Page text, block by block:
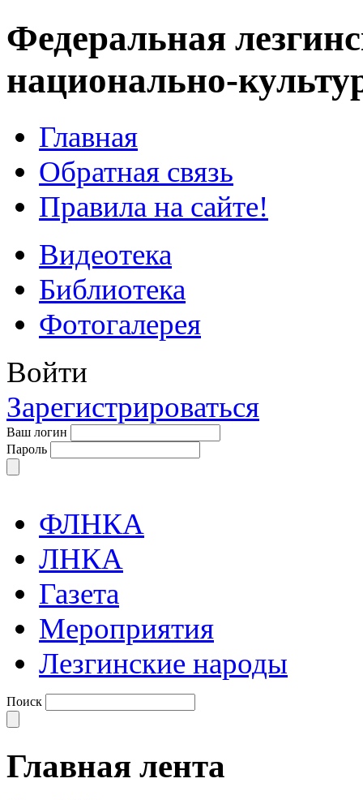
Федеральная
национально-
Главная
Обратная связь
Правила на сайте!
Видеотека
Библиотека
Фотогалерея
Войти
Зарегистрироваться
Ваш логин
Пароль
ФЛНКА
ЛНКА
Газета
Мероприятия
Лезгинские народы
Поиск
Главная лента